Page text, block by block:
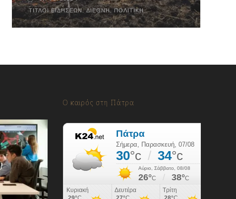
ΤΊΤΛΟΙ ΕΙΔΉΣΕΩΝ,ΔΙΕΘΝΉ,ΠΟΛΙΤΙΚΉ
Ο καιρός στη Πάτρα